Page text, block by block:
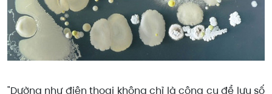
"Dường như điện thoại không chỉ là công cụ để lưu số